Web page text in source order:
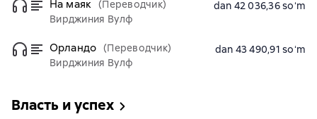
На маяк (Переводчик)
Вирджиния Вулф
dan 42 036,36 soʻm
Орландо (Переводчик)
Вирджиния Вулф
dan 43 490,91 soʻm
Власть и успех